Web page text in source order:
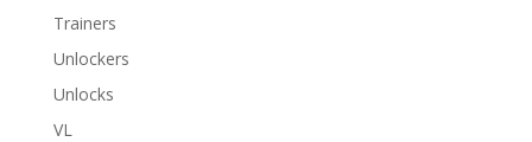
Trainers
Unlockers
Unlocks
VL